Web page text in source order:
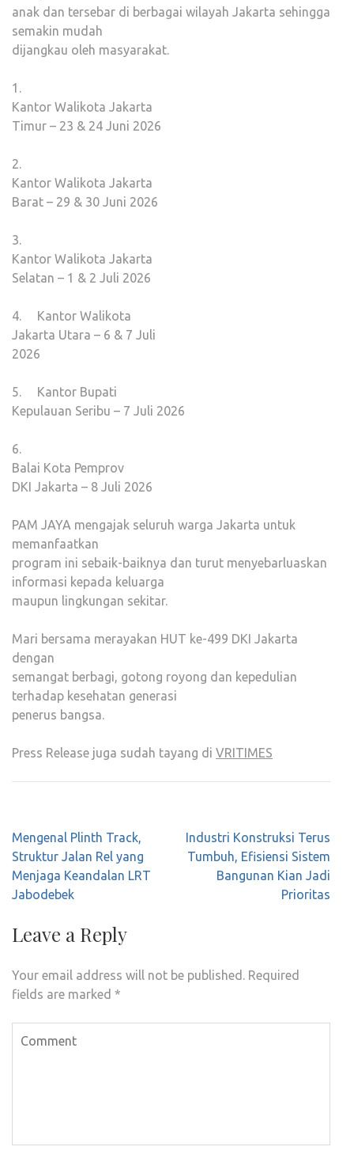
anak dan tersebar di berbagai wilayah Jakarta sehingga
semakin mudah
dijangkau oleh masyarakat.
1.
Kantor Walikota Jakarta
Timur – 23 & 24 Juni 2026
2.
Kantor Walikota Jakarta
Barat – 29 & 30 Juni 2026
3.
Kantor Walikota Jakarta
Selatan – 1 & 2 Juli 2026
4. Kantor Walikota
Jakarta Utara – 6 & 7 Juli
2026
5. Kantor Bupati
Kepulauan Seribu – 7 Juli 2026
6.
Balai Kota Pemprov
DKI Jakarta – 8 Juli 2026
PAM JAYA mengajak seluruh warga Jakarta untuk
memanfaatkan
program ini sebaik-baiknya dan turut menyebarluaskan
informasi kepada keluarga
maupun lingkungan sekitar.
Mari bersama merayakan HUT ke-499 DKI Jakarta
dengan
semangat berbagi, gotong royong dan kepedulian
terhadap kesehatan generasi
penerus bangsa.
Press Release juga sudah tayang di VRITIMES
Post
navigation
Mengenal Plinth Track,
Struktur Jalan Rel yang
Menjaga Keandalan LRT
Jabodebek
Industri Konstruksi Terus
Tumbuh, Efisiensi Sistem
Bangunan Kian Jadi
Prioritas
Leave a Reply
Your email address will not be published. Required
fields are marked *